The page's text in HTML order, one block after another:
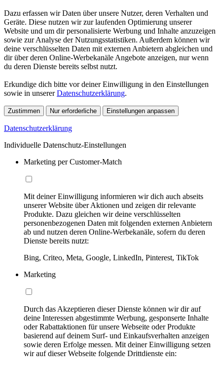
Dazu erfassen wir Daten über unsere Nutzer, deren Verhalten und
Geräte. Diese nutzen wir zur laufenden Optimierung unserer
Website und um dir personalisierte Werbung und Inhalte anzuzeigen
sowie zur Analyse der Nutzungsstatistiken. Außerdem können wir
deine verschlüsselten Daten mit externen Anbietern abgleichen und
dir über deren Online-Werbekanäle Angebote anzeigen, nur wenn
du deren Dienste bereits selbst nutzt.
Erkundige dich bitte vor deiner Einwilligung in den Einstellungen
sowie in unsererDatenschutzerklärung.
Zustimmen Nur erforderliche Einstellungen anpassen
Datenschutzerklärung
Individuelle Datenschutz-Einstellungen
Marketing per Customer-Match
Mit deiner Einwilligung informieren wir dich auch abseits
unserer Website über Aktionen und zeigen dir relevante
Produkte. Dazu gleichen wir deine verschlüsselten
personenbezogenen Daten mit folgenden externen Anbietern
ab und nutzen deren Online-Werbekanäle, sofern du deren
Dienste bereits nutzt:
Bing, Criteo, Meta, Google, LinkedIn, Pinterest, TikTok
Marketing
Durch das Akzeptieren dieser Dienste können wir dir auf
deine Interessen abgestimmte Werbung, gesponserte Inhalte
oder Rabattaktionen für unsere Webseite oder Produkte
basierend auf deinem Surf- und Einkaufsverhalten anzeigen
sowie deren Erfolge messen. Mit deiner Einwilligung setzen
wir auf dieser Webseite folgende Drittdienste ein: